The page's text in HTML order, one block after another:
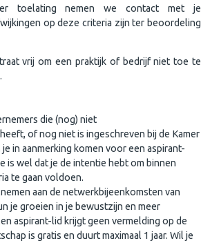
toelating nemen we contact met je
op deze criteria zijn ter beoordeling
vrij om een praktijk of bedrijf niet toe te
die (nog) niet
of nog niet is ingeschreven bij de Kamer
in aanmerking komen voor een aspirant-
is wel dat je de intentie hebt om binnen
te gaan voldoen.
aan de netwerkbijeenkomsten van
je groeien in je bewustzijn en meer
aspirant-lid krijgt geen vermelding op de
is gratis en duurt maximaal 1 jaar. Wil je